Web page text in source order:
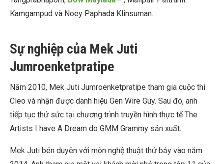
Kamgampud và Noey Paphada Klinsuman.
Sự nghiệp của Mek Juti
Jumroenketpratipe
Năm 2010, Mek Juti Jumroenketpratipe tham gia cuộc thi
Cleo và nhận được danh hiệu Gen Wire Guy. Sau đó, anh
tiếp tục thử sức tại chương trình truyền hình thực tế The
Artists I have A Dream do GMM Grammy sản xuất.
Mek Juti bén duyên với môn nghệ thuật thứ bảy vào năm